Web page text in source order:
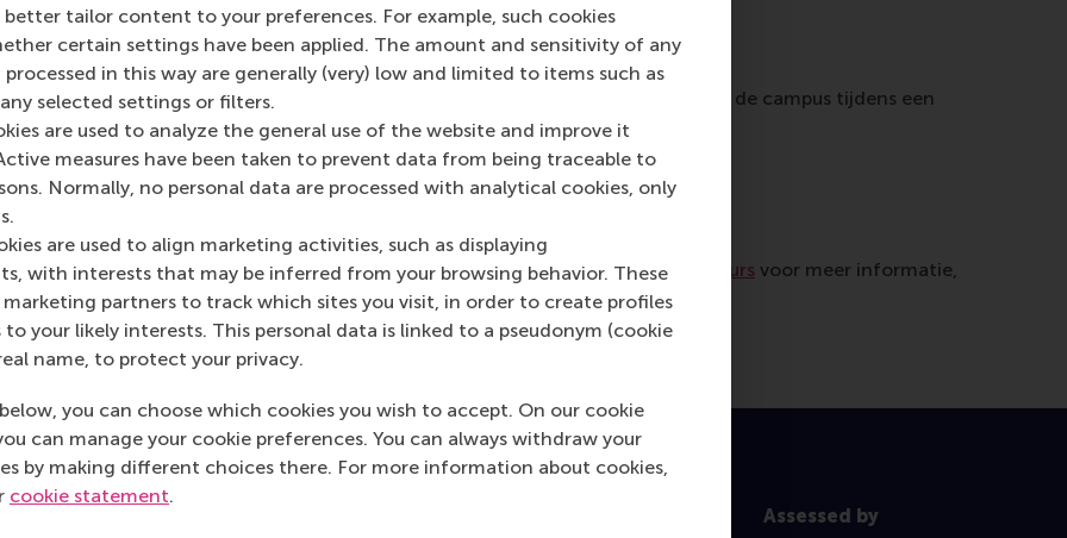
tailor content to your preferences. For example, such cookies
certain settings have been applied. The amount and sensitivity of any
processed in this way are generally (very) low and limited to items such as
selected settings or filters.
are used to analyze the general use of the website and improve it
measures have been taken to prevent data from being traceable to
Normally, no personal data are processed with analytical cookies, only
are used to align marketing activities, such as displaying
with interests that may be inferred from your browsing behavior. These
marketing partners to track which sites you visit, in order to create profiles
your likely interests. This personal data is linked to a pseudonym (cookie
name, to protect your privacy.
you can choose which cookies you wish to accept. On our cookie
can manage your cookie preferences. You can always withdraw your
by making different choices there. For more information about cookies,
cookie statement.
waar je aan begint:
het studieprogramma,de brochure
. En kom naar de campus tijdens een
tijdens eenopen dagvan de Erasmus Universiteit.
Nederlands, Engels, economie en management en organisatie.
de bachelor Bedrijfskunde. Neem daarom contact op metde studieadviseurs voor meer informatie,
Assessed by